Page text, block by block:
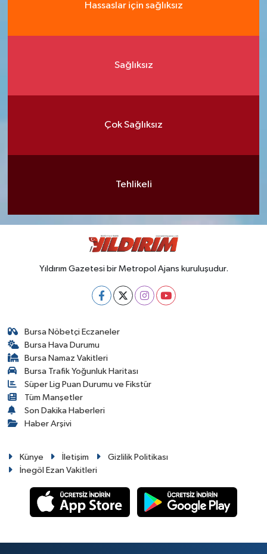
Hassaslar için sağlıksız
Sağlıksız
Çok Sağlıksız
Tehlikeli
Yıldırım Gazetesi bir Metropol Ajans kuruluşudur.
Bursa Nöbetçi Eczaneler
Bursa Hava Durumu
Bursa Namaz Vakitleri
Bursa Trafik Yoğunluk Haritası
Süper Lig Puan Durumu ve Fikstür
Tüm Manşetler
Son Dakika Haberleri
Haber Arşivi
Künye İletişim
Gizlilik Politikası
İnegöl Ezan Vakitleri